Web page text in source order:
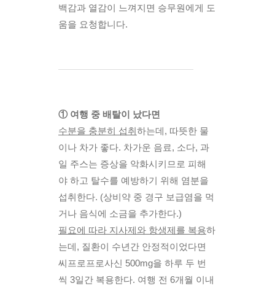
백감과 열감이 느껴지면 승무원에게 도
움을 요청합니다.
① 여행 중 배탈이 났다면
수분을 충분히 섭취 하는데, 따뜻한 물
이나 차가 좋다. 차가운 음료, 소다, 과
일 주스는 증상을 악화시키므로 피해
야 하고 탈수를 예방하기 위해 염분을
섭취한다. (상비약 중 경구 보급염을 먹
거나 음식에 소금을 추가한다.)
필요에 따라 지사제와 항생제를 복용하
는데, 질환이 수년간 안정적이었다면
씨프로프로사신 500mg을 하루 두 번
씩 3일간 복용한다. 여행 전 6개월 이내